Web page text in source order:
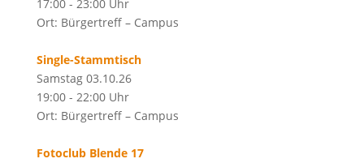
17:00 - 23:00 Uhr
Ort: Bürgertreff – Campus
Single-Stammtisch
Samstag 03.10.26
19:00 - 22:00 Uhr
Ort: Bürgertreff – Campus
Fotoclub Blende 17